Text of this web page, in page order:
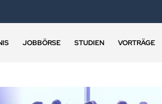
JOBBÖRSE STUDIEN VORTRÄGE